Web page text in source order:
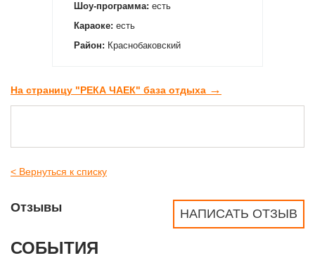
Шоу-программа: есть
Караоке: есть
Район: Краснобаковский
На страницу "РЕКА ЧАЕК" база отдыха →
< Вернуться к списку
НАПИСАТЬ ОТЗЫВ
Отзывы
СОБЫТИЯ